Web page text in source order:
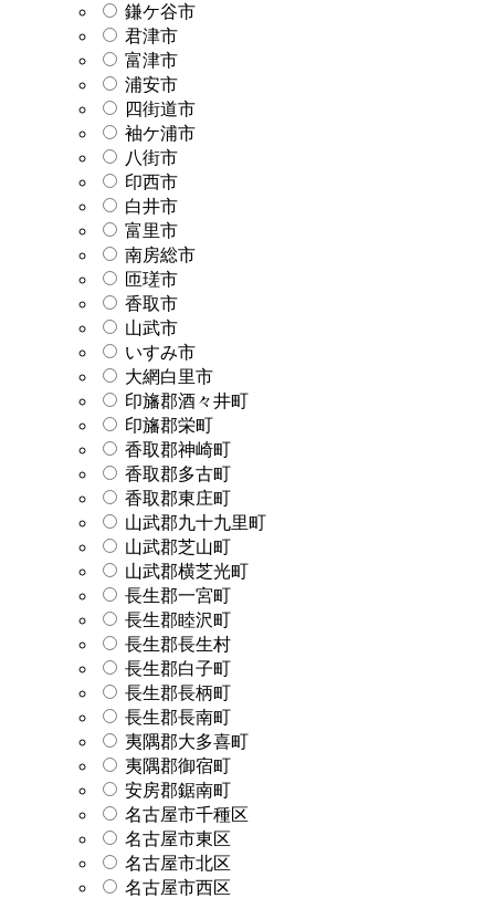
鎌ケ谷市
君津市
富津市
浦安市
四街道市
袖ケ浦市
八街市
印西市
白井市
富里市
南房総市
匝瑳市
香取市
山武市
いすみ市
大網白里市
印旛郡酒々井町
印旛郡栄町
香取郡神崎町
香取郡多古町
香取郡東庄町
山武郡九十九里町
山武郡芝山町
山武郡横芝光町
長生郡一宮町
長生郡睦沢町
長生郡長生村
長生郡白子町
長生郡長柄町
長生郡長南町
夷隅郡大多喜町
夷隅郡御宿町
安房郡鋸南町
名古屋市千種区
名古屋市東区
名古屋市北区
名古屋市西区